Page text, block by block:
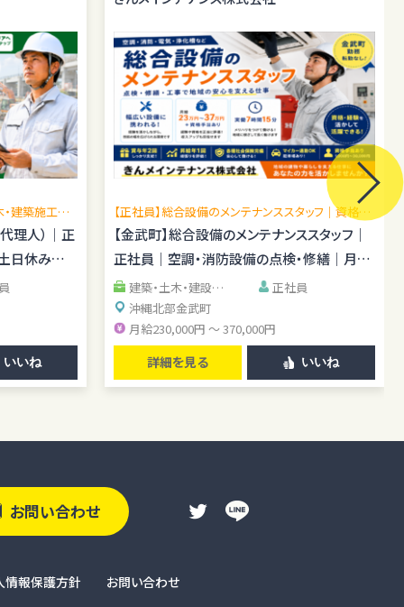
建築施工管
あり／施工
理人）｜正
日休み｜
いいね
【正社員】総合設備のメンテナンススタッフ｜資格手
当あり｜転勤なし
【金武町】総合設備のメンテナンススタッフ｜
正社員｜空調・消防設備の点検・修繕｜月給
23万円～37万円
建築・土木・建設系
清掃・警備・施設管理
系 IT・エンジニア系
正社員
沖縄北部金武町
月給230,000円 ～ 370,000円
詳細を見る いいね
お問い合わせ
情報保護方針 お問い合わせ